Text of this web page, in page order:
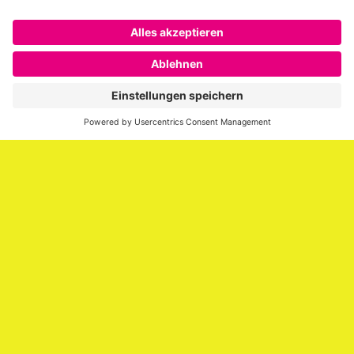
Über SAATKORN
SAATKORN ist der Blog von Gero Hesse. Seit 2009 schreibt
er über die Themen Employer Branding,